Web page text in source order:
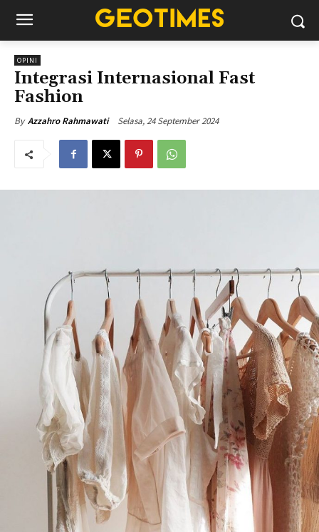
OPINI
Integrasi Internasional Fast
Fashion
By Azzahro Rahmawati Selasa, 24 September 2024